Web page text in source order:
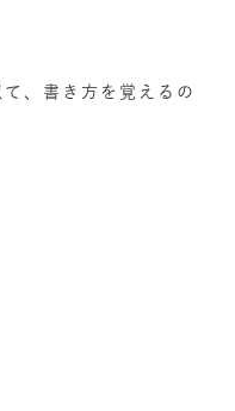
、書き方を覚えるの